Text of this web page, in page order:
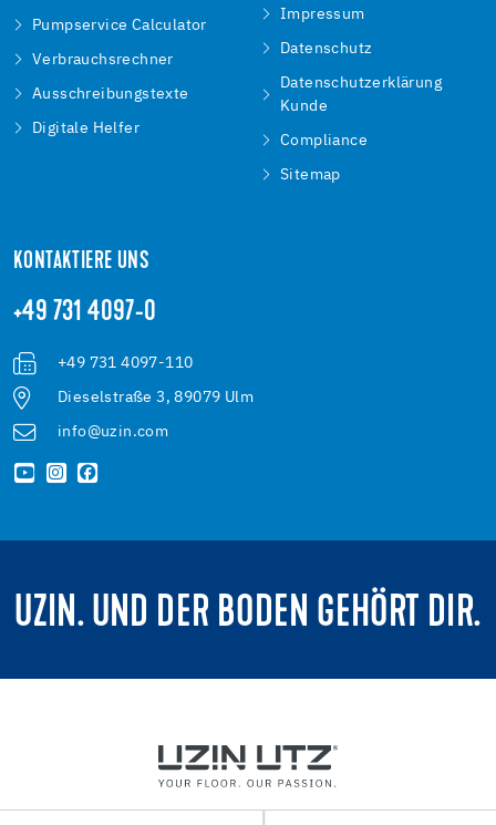
Pumpservice Calculator
Verbrauchsrechner
Ausschreibungstexte
Digitale Helfer
Impressum
Datenschutz
Datenschutzerklärung
Kunde
Compliance
Sitemap
KONTAKTIERE UNS
+49 731 4097-0
+49 731 4097-110
Dieselstraße 3, 89079 Ulm
info@uzin.com
UZIN. UND DER BODEN GEHÖRT DIR.